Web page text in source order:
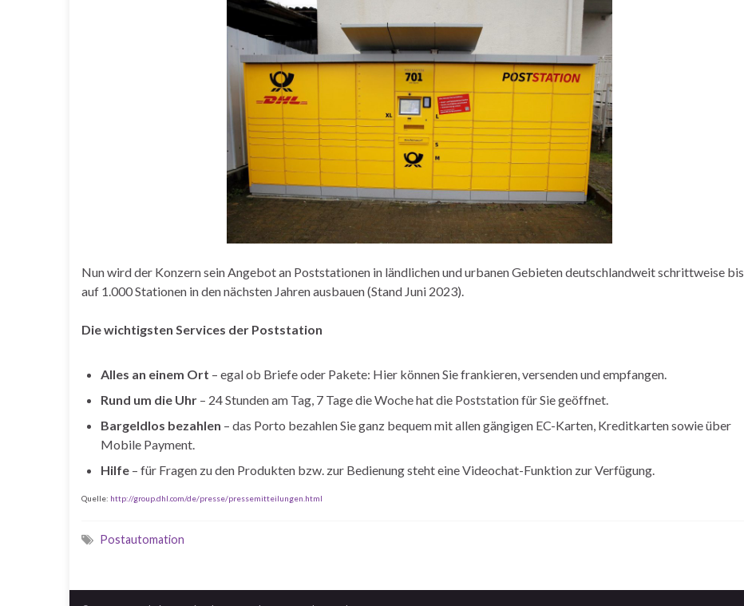
Nun wird der Konzern sein Angebot an Poststationen in ländlichen und urbanen Gebieten deutschlandweit schrittweise bis
auf 1.000 Stationen in den nächsten Jahren ausbauen (Stand Juni 2023).
Die wichtigsten Services der Poststation
Alles an einem Ort – egal ob Briefe oder Pakete: Hier können Sie frankieren, versenden und empfangen.
Rund um die Uhr – 24 Stunden am Tag, 7 Tage die Woche hat die Poststation für Sie geöffnet.
Bargeldlos bezahlen – das Porto bezahlen Sie ganz bequem mit allen gängigen EC-Karten, Kreditkarten sowie über
Mobile Payment.
Hilfe – für Fragen zu den Produkten bzw. zur Bedienung steht eine Videochat-Funktion zur Verfügung.
Quelle: http://group.dhl.com/de/presse/pressemitteilungen.html
Postautomation